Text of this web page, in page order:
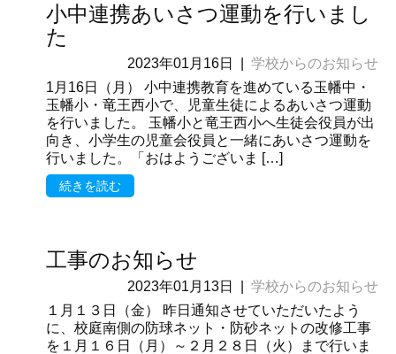
小中連携あいさつ運動を行いまし
た
2023年01月16日
学校からのお知らせ
1月16日（月） 小中連携教育を進めている玉幡中・
玉幡小・竜王西小で、児童生徒によるあいさつ運動
を行いました。 玉幡小と竜王西小へ生徒会役員が出
向き、小学生の児童会役員と一緒にあいさつ運動を
行いました。「おはようございま […]
続きを読む
工事のお知らせ
2023年01月13日
学校からのお知らせ
１月１３日（金） 昨日通知させていただいたよう
に、校庭南側の防球ネット・防砂ネットの改修工事
を１月１６日（月）～２月２８日（火）まで行いま